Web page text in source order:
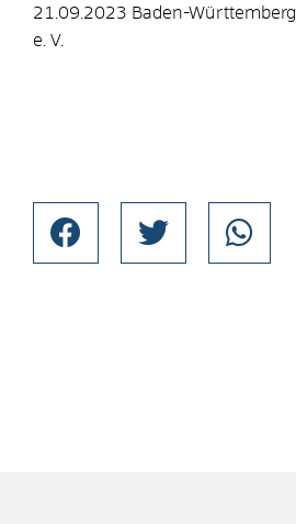
21.09.2023 Baden-
e. V.